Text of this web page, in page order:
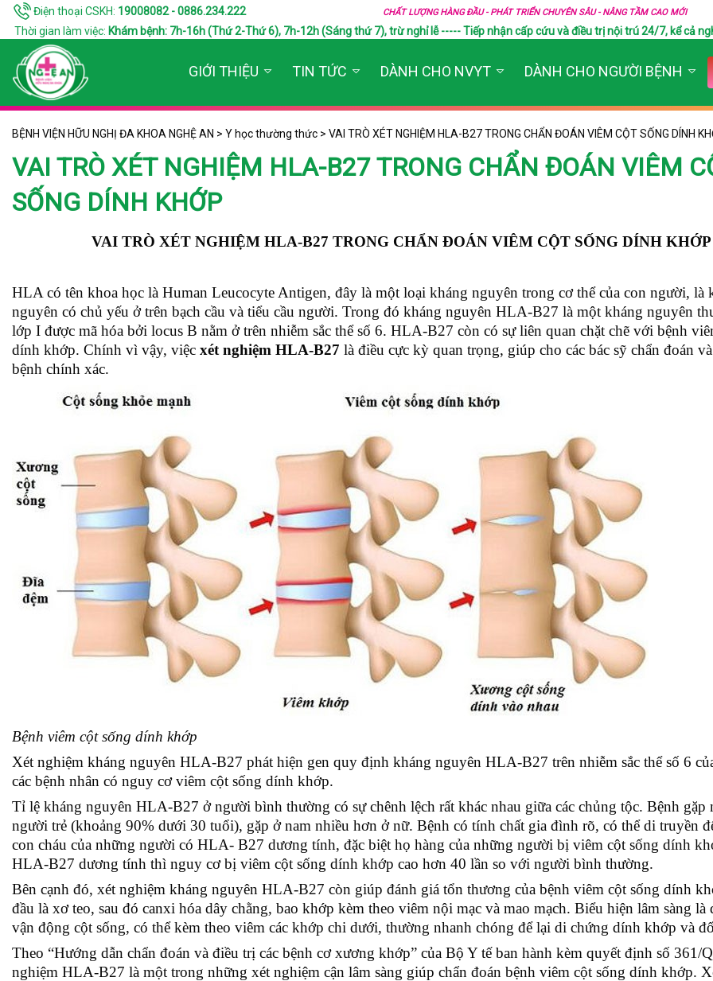
Điện thoại CSKH: 19008082 - 0886.234.222 CHẤT LƯỢNG HÀNG ĐẦU - PHÁT TRIỂN CHUYÊN SÂU - NÂNG TẦM CAO MỚI
Thời gian làm việc: Khám bệnh: 7h-16h (Thứ 2-Thứ 6), 7h-12h (Sáng thứ 7), trừ nghỉ lễ ----- Tiếp nhận cấp cứu và điều trị nội trú 24/7, kể cả
GIỚI THIỆU TIN TỨC DÀNH CHO NVYT DÀNH CHO NGƯỜI BỆNH
BỆNH VIỆN HỮU NGHỊ ĐA KHOA NGHỆ AN > Y học thường thức > VAI TRÒ XÉT NGHIỆM HLA-B27 TRONG CHẨN ĐOÁN VIÊM CỘT SỐNG DÍNH
VAI TRÒ XÉT NGHIỆM HLA-B27 TRONG CHẨN ĐOÁN VIÊM
SỐNG DÍNH KHỚP
VAI TRÒ XÉT NGHIỆM HLA-B27 TRONG CHẨN ĐOÁN VIÊM CỘT SỐNG DÍNH KHỚP
HLA có tên khoa học là Human Leucocyte Antigen, đây là một loại kháng nguyên trong cơ thể của con người, là
nguyên có chủ yếu ở trên bạch cầu và tiểu cầu người. Trong đó kháng nguyên HLA-B27 là một kháng nguyên
lớp I được mã hóa bởi locus B nằm ở trên nhiễm sắc thể số 6. HLA-B27 còn có sự liên quan chặt chẽ với bệnh
dính khớp. Chính vì vậy, việc xét nghiệm HLA-B27 là điều cực kỳ quan trọng, giúp cho các bác sỹ chẩn đoán
bệnh chính xác.
Bệnh viêm cột sống dính khớp
Xét nghiệm kháng nguyên HLA-B27 phát hiện gen quy định kháng nguyên HLA-B27 trên nhiễm sắc thể số 6
các bệnh nhân có nguy cơ viêm cột sống dính khớp.
Tỉ lệ kháng nguyên HLA-B27 ở người bình thường có sự chênh lệch rất khác nhau giữa các chủng tộc. Bệnh gặp
người trẻ (khoảng 90% dưới 30 tuổi), gặp ở nam nhiều hơn ở nữ. Bệnh có tính chất gia đình rõ, có thể di truyền
con cháu của những người có HLA- B27 dương tính, đặc biệt họ hàng của những người bị viêm cột sống dính
HLA-B27 dương tính thì nguy cơ bị viêm cột sống dính khớp cao hơn 40 lần so với người bình thường.
Bên cạnh đó, xét nghiệm kháng nguyên HLA-B27 còn giúp đánh giá tổn thương của bệnh viêm cột sống dính
đầu là xơ teo, sau đó canxi hóa dây chằng, bao khớp kèm theo viêm nội mạc và mao mạch. Biểu hiện lâm sàng là
vận động cột sống, có thể kèm theo viêm các khớp chi dưới, thường nhanh chóng để lại di chứng dính khớp và
Theo “Hướng dẫn chẩn đoán và điều trị các bệnh cơ xương khớp” của Bộ Y tế ban hành kèm quyết định số 361/
nghiệm HLA-B27 là một trong những xét nghiệm cận lâm sàng giúp chẩn đoán bệnh viêm cột sống dính khớp.